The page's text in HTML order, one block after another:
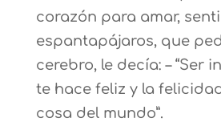
corazón para amar,
espantapájaros, que
cerebro, le decía: – “Ser
te hace feliz y la
cosa del mundo”.